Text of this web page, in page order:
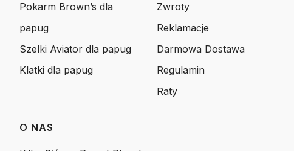
Pokarm Brown’s dla
papug
Szelki Aviator dla papug
Klatki dla papug
Zwroty
Reklamacje
Darmowa Dostawa
Regulamin
Raty
O NAS